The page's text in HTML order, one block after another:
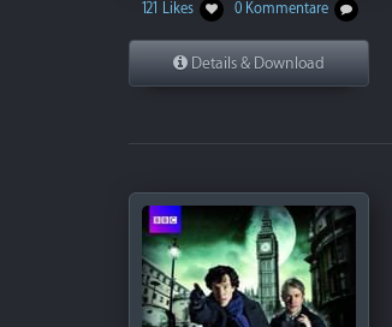
121 Likes 0 Kommentare
Details & Download